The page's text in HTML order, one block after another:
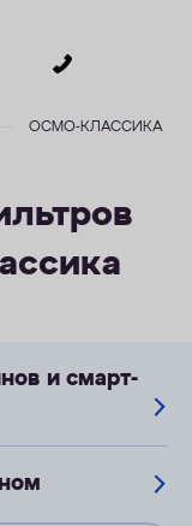
ОСМО-КЛАССИКА
и смарт-